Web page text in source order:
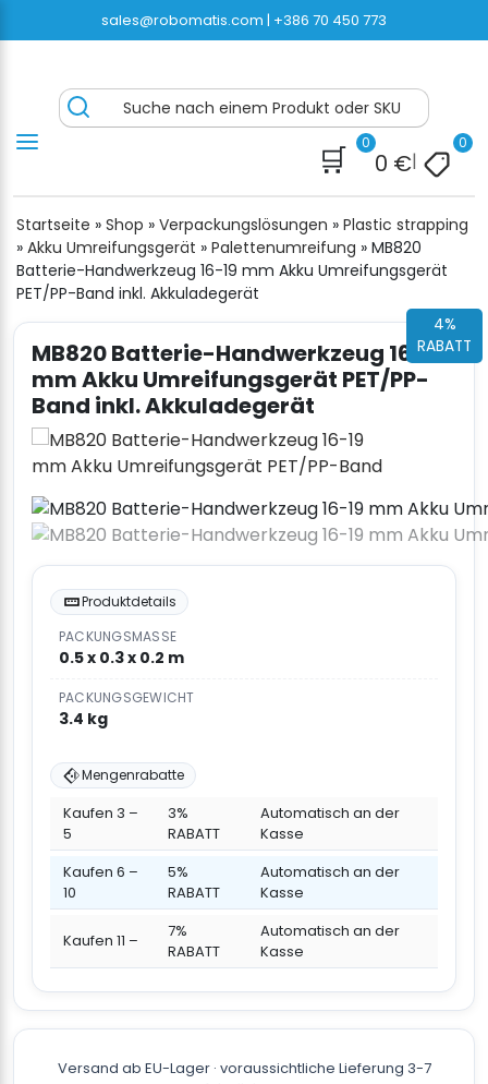
Inhalt
sales@robomatis.com | +386 70 450 773
Umreifungshop.de® – Schnelle kostenlose
Lieferung von hochwertigen Umreifung
Battery Strapping Tools and Packing Machines
Delivered Fast and Free
Suche nach einem Produkt oder SKU
🛒 0
0 €|
0
Startseite » Shop » Verpackungslösungen » Plastic strapping
» Akku Umreifungsgerät » Palettenumreifung » MB820
Batterie-Handwerkzeug 16-19 mm Akku Umreifungsgerät
PET/PP-Band inkl. Akkuladegerät
MB820 Batterie-Handwerkzeug 16-19
mm Akku Umreifungsgerät PET/PP-
Band inkl. Akkuladegerät
4%
RABATT
Produktdetails
PACKUNGSMASSE
0.5 x 0.3 x 0.2 m
PACKUNGSGEWICHT
3.4 kg
Mengenrabatte
Kaufen 3 –
5
3%
RABATT
Automatisch an der
Kasse
Kaufen 6 –
10
5%
RABATT
Automatisch an der
Kasse
Kaufen 11 –
7%
RABATT
Automatisch an der
Kasse
Versand ab EU-Lager · voraussichtliche Lieferung 3-7